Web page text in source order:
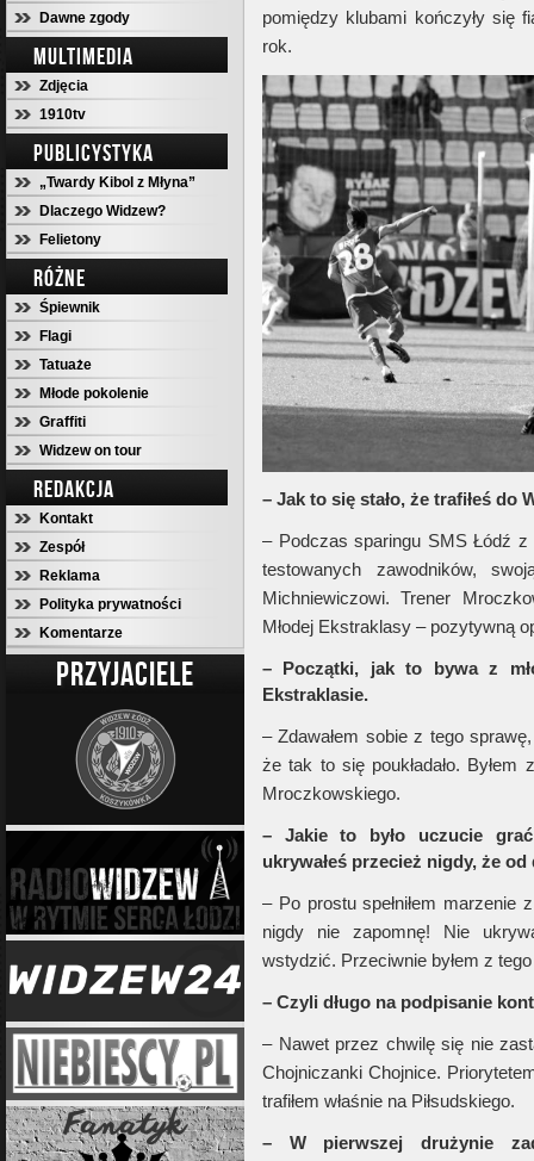
Dawne zgody
MULTIMEDIA
Zdjęcia
1910tv
PUBLICYSTYKA
„Twardy Kibol z Młyna”
Dlaczego Widzew?
Felietony
RÓŻNE
Śpiewnik
Flagi
Tatuaże
Młode pokolenie
Graffiti
Widzew on tour
REDAKCJA
Kontakt
Zespół
Reklama
Polityka prywatności
Komentarze
PRZYJACIELE
pomiędzy klubami kończyły się
rok.
– Jak to się stało, że trafiłeś do
– Podczas sparingu SMS Łódź z
testowanych zawodników,
Michniewiczowi. Trener
Młodej Ekstraklasy – pozytywną
– Początki, jak to bywa z
Ekstraklasie.
– Zdawałem sobie z tego
że tak to się poukładało.
Mroczkowskiego.
– Jakie to było uczucie
ukrywałeś przecież nigdy, że
– Po prostu spełniłem marzenie
nigdy nie zapomnę! Nie
wstydzić. Przeciwnie byłem z
– Czyli długo na podpisanie
– Nawet przez chwilę się nie
Chojniczanki Chojnice.
trafiłem właśnie na Piłsudskiego.
– W pierwszej drużynie